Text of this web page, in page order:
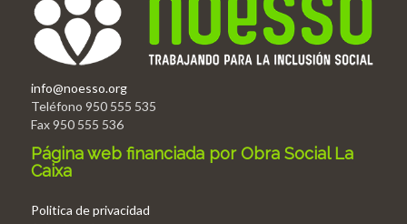
info@noesso.org
Teléfono 950 555 535
Fax 950 555 536
Página web financiada por Obra Social La
Caixa
Politica de privacidad